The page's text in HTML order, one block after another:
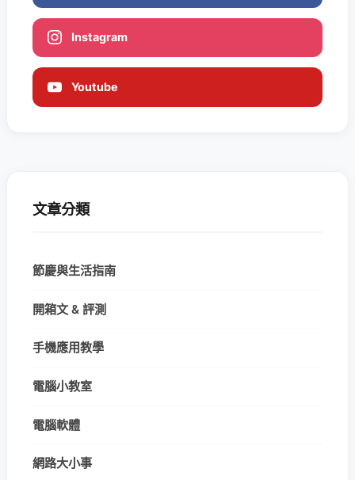
Instagram
Youtube
文章分類
節慶與生活指南
開箱文 & 評測
手機應用教學
電腦小教室
電腦軟體
網路大小事